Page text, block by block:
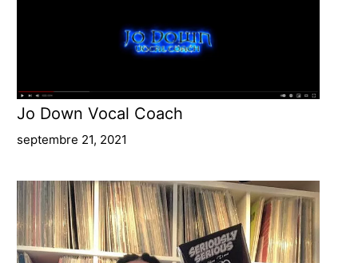
Jo Down Vocal Coach
septembre 21, 2021